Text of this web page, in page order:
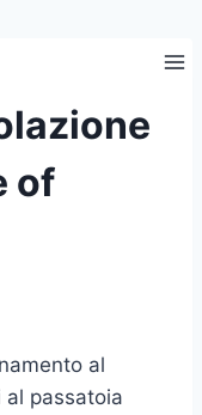
of
al
al passatoia